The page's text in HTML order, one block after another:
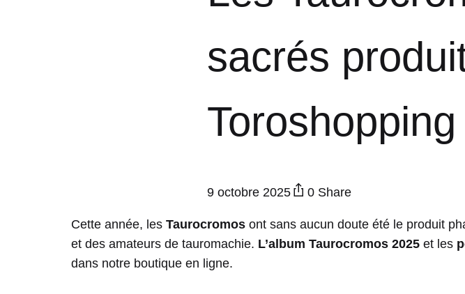
sacrés
9 octobre 2025 0 Share
Cette année, les Taurocromos ont sans aucun doute été le produit
et des amateurs de tauromachie. L’album Taurocromos 2025 et les
dans notre boutique en ligne.